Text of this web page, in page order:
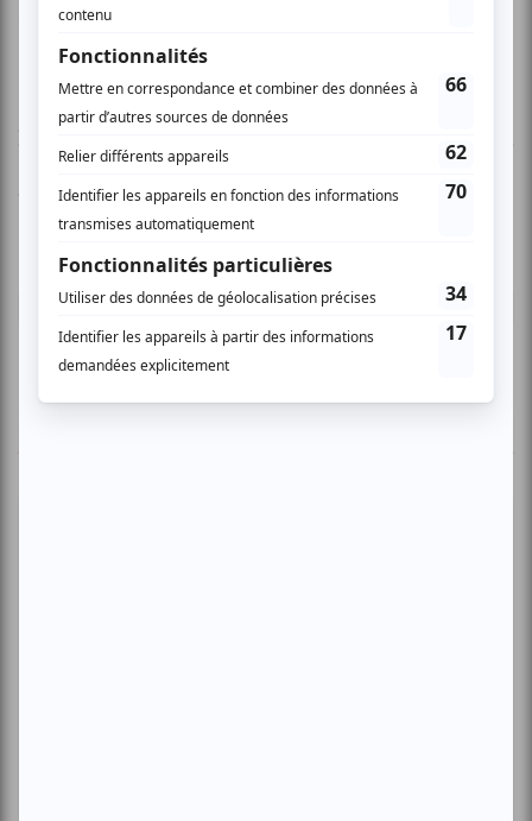
www.escalesimprobables.com
AUCUN COMMENTAIRE
Vous devez être connecté pour
donner un avis.
Connectez-vous ici.